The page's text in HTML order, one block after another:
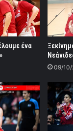
ένα
09/